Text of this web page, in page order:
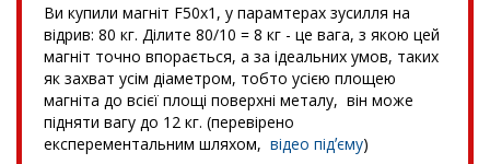
Ви купили магніт F50x1, у парамтерах зусилля на
відрив: 80 кг. Ділите 80/10 = 8 кг - це вага, з якою цей
магніт точно впорається, а за ідеальних умов, таких
як захват усім діаметром, тобто усією площею
магніта до всієї площі поверхні металу, він може
підняти вагу до 12 кг. (перевірено
експерементальним шляхом, відео підʼєму)